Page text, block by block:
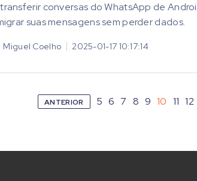
conversas do WhatsApp de
suas mensagens sem perder dados.
Miguel Coelho 2025-01-17 10:17:14
ANTERIOR 5 6 7 8 9 10 11 12